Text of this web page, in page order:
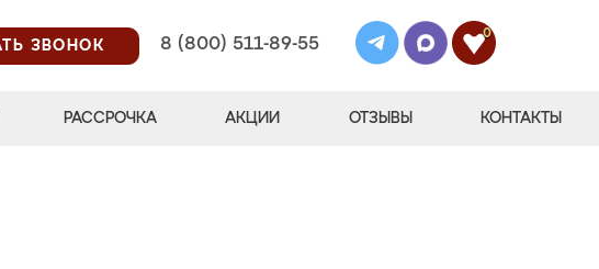
ЗВОНОК
8 (800) 511-89-55
0
РАССРОЧКА АКЦИИ ОТЗЫВЫ КОНТАКТЫ